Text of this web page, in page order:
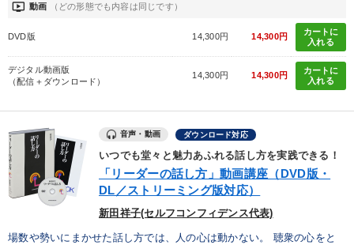
ondemand_video 動画 （どの形態でも内容は同じです）
DVD版 14,300円 14,300円
カートに
入れる
デジタル動画版
（配信＋ダウンロード）
14,300円 14,300円
カートに
入れる
音声・動画 ダウンロード対応
いつでも堂々と魅力あふれる話し方を実践できる！
「リーダーの話し方」動画講座（DVD版・
DL／ストリーミング版対応）
新田祥子(セルフコンフィデンス代表)
場数や勢いにまかせた話し方では、人の心は動かない。 聴衆の心をと